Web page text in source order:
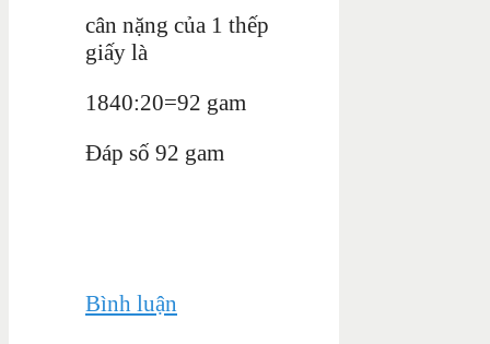
cân nặng của 1 thếp
giấy là
1840:20=92 gam
Đáp số 92 gam
Bình luận